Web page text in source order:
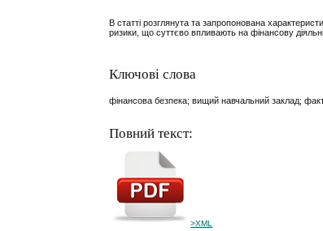
В статті розглянута та запропонована
ризики, що суттєво впливають на фінансову
Ключові слова
фінансова безпека; вищий навчальний заклад;
Повний текст:
>XML